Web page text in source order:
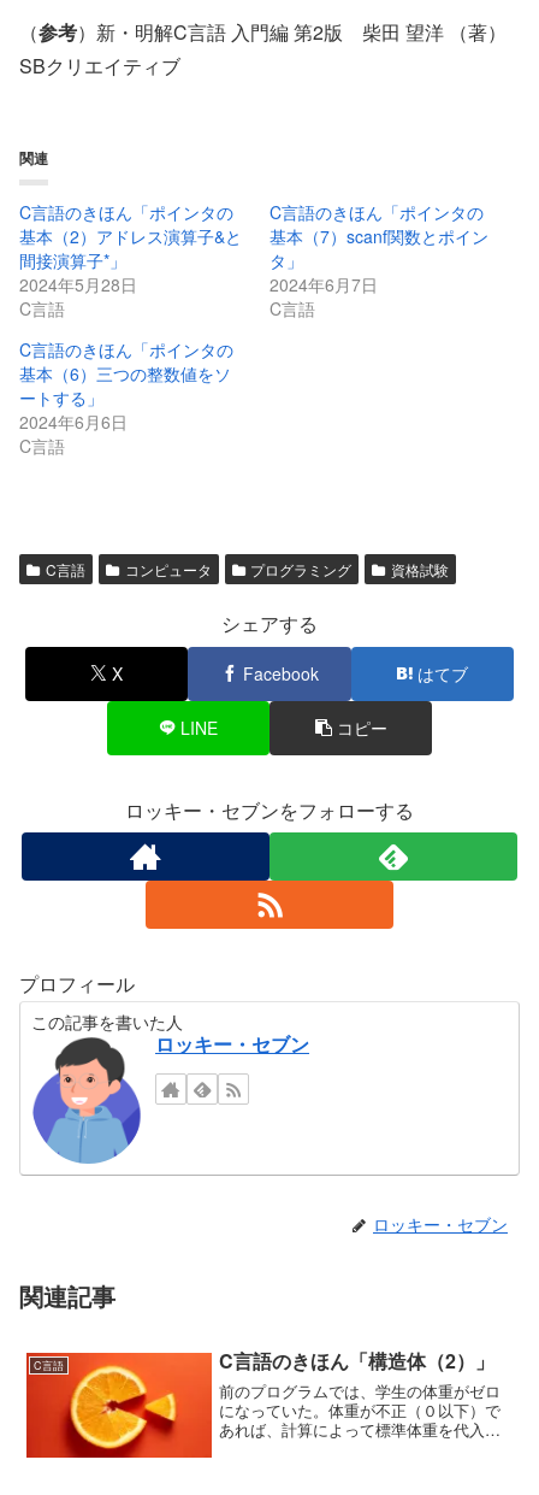
（参考）新・明解C言語 入門編 第2版 柴田 望洋 （著）
SBクリエイティブ
関連
C言語のきほん「ポインタの
基本（2）アドレス演算子&と
間接演算子*」
2024年5月28日
C言語
C言語のきほん「ポインタの
基本（7）scanf関数とポイン
タ」
2024年6月7日
C言語
C言語のきほん「ポインタの
基本（6）三つの整数値をソ
ートする」
2024年6月6日
C言語
C言語 コンピュータ プログラミング 資格試験
シェアする
X Facebook はてブ
LINE コピー
ロッキー・セブンをフォローする
プロフィール
この記事を書いた人
ロッキー・セブン
ロッキー・セブン
関連記事
C言語 C言語のきほん「構造体（2）」
前のプログラムでは、学生の体重がゼロ
になっていた。体重が不正（０以下）で
あれば、計算によって標準体重を代入す